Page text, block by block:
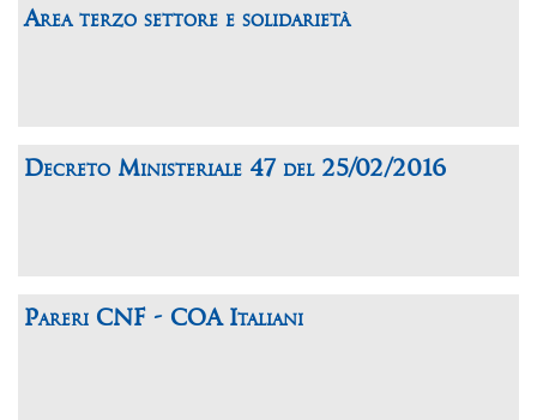
Area terzo settore e solidarietà
Decreto Ministeriale 47 del 25/02/2016
Pareri CNF - COA Italiani